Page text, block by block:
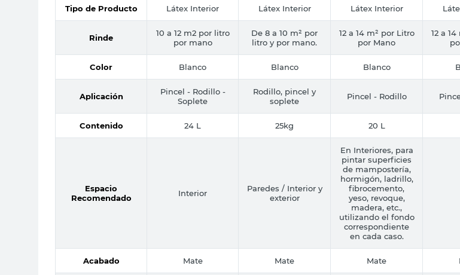
Tipo de Producto Látex Interior Látex Interior Látex Interior
Rinde
10 a 12 m2 por litro
por mano
De 8 a 10 m² por
litro y por mano.
12 a 14 m² por Litro
por Mano
12 a
Color Blanco Blanco Blanco
Aplicación
Pincel - Rodillo -
Soplete
Rodillo, pincel y
soplete
Pincel - Rodillo
Contenido 24 L 25kg 20 L
Espacio
Recomendado
Interior
Paredes / Interior y
exterior
En Interiores, para
pintar superficies
de mampostería,
hormigón, ladrillo,
fibrocemento,
yeso, revoque,
madera, etc.,
utilizando el fondo
correspondiente
en cada caso.
Acabado Mate Mate Mate